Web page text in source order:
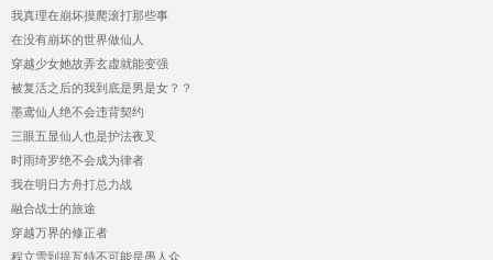
我真理在崩坏摸爬滚打那些事
在没有崩坏的世界做仙人
穿越少女她故弄玄虚就能变强
被复活之后的我到底是男是女？？
墨鸢仙人绝不会违背契约
三眼五显仙人也是护法夜叉
时雨绮罗绝不会成为律者
我在明日方舟打总力战
融合战士的旅途
穿越万界的修正者
程立雪到提瓦特不可能是愚人众